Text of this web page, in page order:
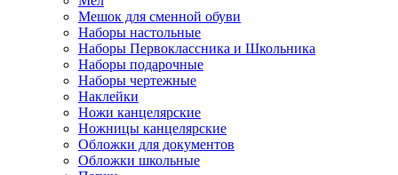
Мешок для сменной обуви
Наборы настольные
Наборы Первоклассника и Школьника
Наборы подарочные
Наборы чертежные
Наклейки
Ножи канцелярские
Ножницы канцелярские
Обложки для документов
Обложки школьные